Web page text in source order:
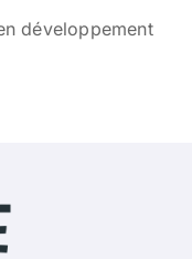
développement